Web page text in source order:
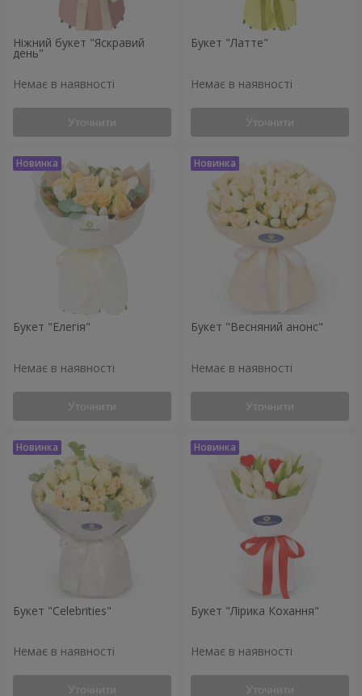
Ніжний букет "Яскравий
день"
Немає в наявності
Уточнити
Букет "Латте"
Немає в наявності
Уточнити
Букет "Елегія"
Немає в наявності
Уточнити
Букет "Весняний анонс"
Немає в наявності
Уточнити
Букет "Celebrities"
Немає в наявності
Уточнити
Букет "Лірика Кохання"
Немає в наявності
Уточнити